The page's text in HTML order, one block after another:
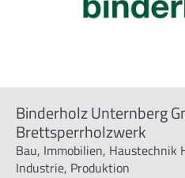
Binderholz Unternberg
Brettsperrholzwerk
Bau, Immobilien, Haustechnik
Industrie, Produktion